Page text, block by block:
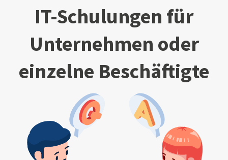
IT-Schulungen für
Unternehmen oder
einzelne Beschäftigte